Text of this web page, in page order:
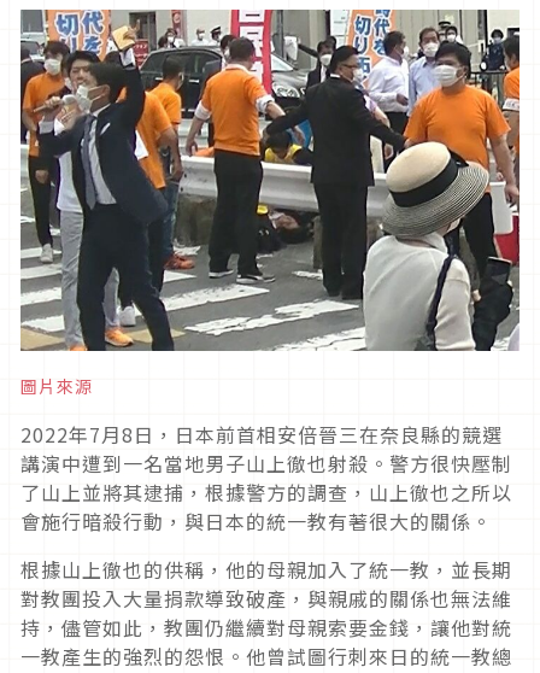
圖片來源
2022年7月8日，日本前首相安倍晉三在奈良縣的競選
講演中遭到一名當地男子山上徹也射殺。警方很快壓制
了山上並將其逮捕，根據警方的調查，山上徹也之所以
會施行暗殺行動，與日本的統一教有著很大的關係。
根據山上徹也的供稱，他的母親加入了統一教，並長期
對教團投入大量捐款導致破產，與親戚的關係也無法維
持，儘管如此，教團仍繼續對母親索要金錢，讓他對統
一教產生的強烈的怨恨。他曾試圖行刺來日的統一教總